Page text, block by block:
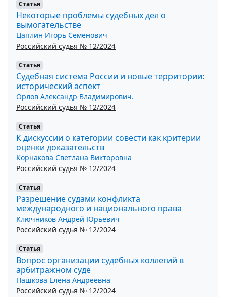
Статья
Некоторые проблемы судебных дел о
вымогательстве
Цаплин Игорь Семенович
Российский судья № 12/2024
Статья
Судебная система России и новые территории:
исторический аспект
Орлов Александр Владимирович.
Российский судья № 12/2024
Статья
К дискуссии о категории совести как критерии
оценки доказательств
Корнакова Светлана Викторовна
Российский судья № 12/2024
Статья
Разрешение судами конфликта
международного и национального права
Ключников Андрей Юрьевич
Российский судья № 12/2024
Статья
Вопрос организации судебных коллегий в
арбитражном суде
Пашкова Елена Андреевна
Российский судья № 12/2024